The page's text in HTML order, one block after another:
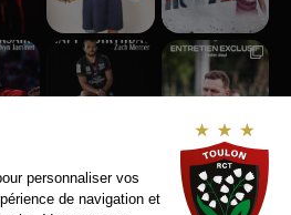
nous sur Instagram